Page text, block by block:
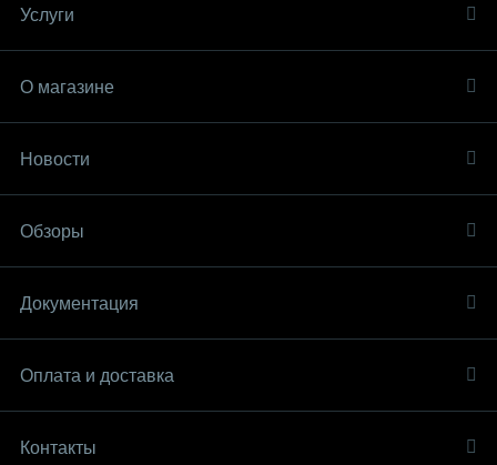
Услуги
О магазине
Новости
Обзоры
Документация
Оплата и доставка
Контакты